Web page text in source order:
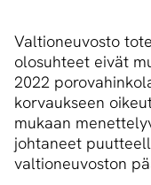
Valtioneuvosto
olosuhteet eivät
2022
korvaukseen
mukaan
johtaneet
valtioneuvoston